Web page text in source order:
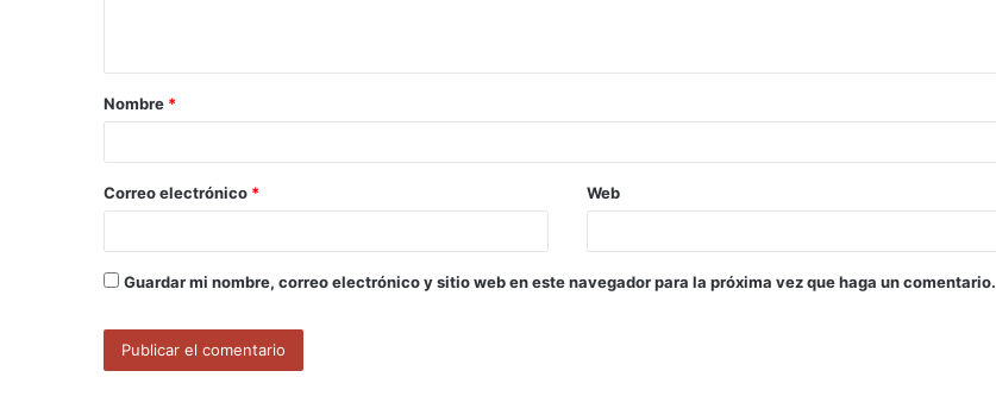
a
r
*
Nombre *
Correo electrónico * Web
Guardar mi nombre, correo electrónico y sitio web en este navegador para la próxima vez que haga un comentario.